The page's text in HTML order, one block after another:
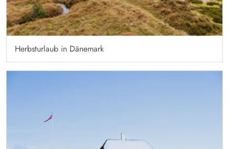
Herbsturlaub in Dänemark